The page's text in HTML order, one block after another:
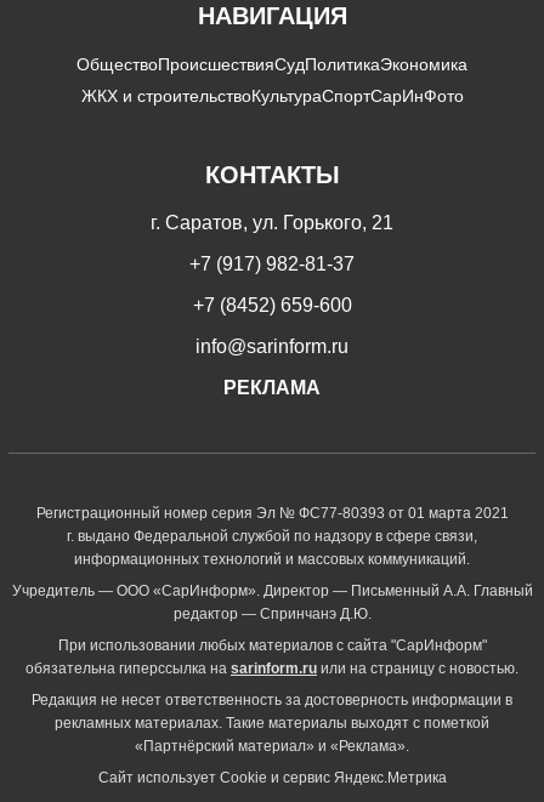
НАВИГАЦИЯ
ОбществоПроисшествияСудПолитикаЭкономика
ЖКХ и строительствоКультураСпортСарИнФото
КОНТАКТЫ
г. Саратов, ул. Горького, 21
+7 (917) 982-81-37
+7 (8452) 659-600
info@sarinform.ru
РЕКЛАМА
Регистрационный номер серия Эл № ФС77-80393 от 01 марта 2021
г. выдано Федеральной службой по надзору в сфере связи,
информационных технологий и массовых коммуникаций.
Учредитель — ООО «СарИнформ». Директор — Письменный А.А. Главный
редактор — Спринчанэ Д.Ю.
При использовании любых материалов с сайта "СарИнформ"
обязательна гиперссылка на sarinform.ru или на страницу с новостью.
Редакция не несет ответственность за достоверность информации в
рекламных материалах. Такие материалы выходят с пометкой
«Партнёрский материал» и «Реклама».
Сайт использует Cookie и сервиc Яндекс.Метрика